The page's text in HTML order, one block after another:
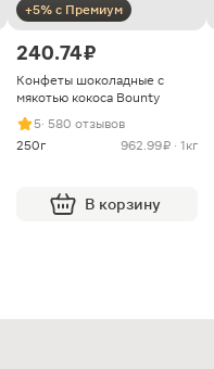
+5% с Премиум
240.74 ₽
Конфеты шоколадные с
мякотью кокоса Bounty
5· 580 отзывов
250г
962.99 ₽ · 1кг
В корзину